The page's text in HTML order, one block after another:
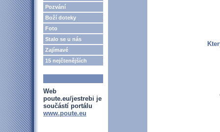
Pozvání
Boží doteky
Foto
Stalo se u nás
Zajímavé
15 nejčtenějších
Web
poute.eu/jestrebi je
součástí portálu
www.poute.eu